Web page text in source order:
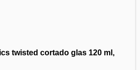
twisted cortado glas 120 ml,